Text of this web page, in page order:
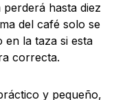
hasta diez
del café solo se
la taza si esta
correcta.
y pequeño,